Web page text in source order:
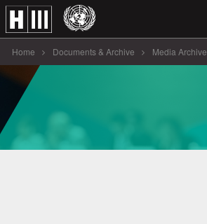
Home Documents & Archive Media Archive